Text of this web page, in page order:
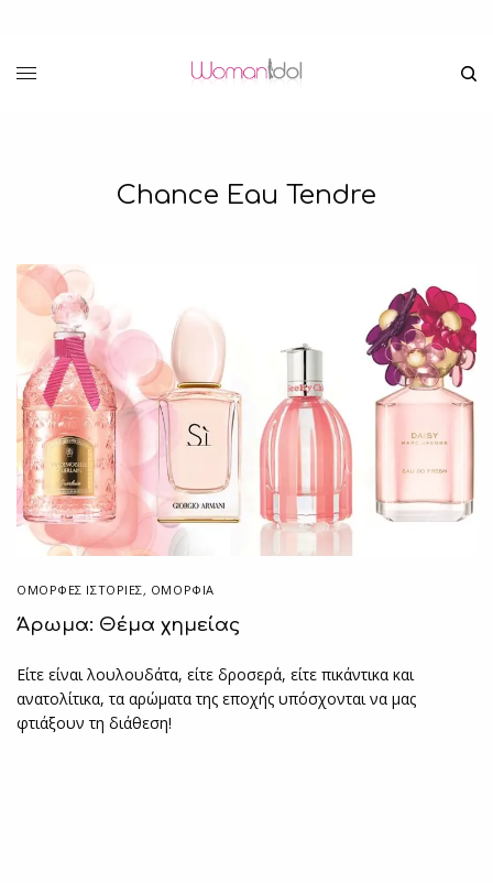
Chance Eau Tendre
ΌΜΟΡΦΕΣ ΙΣΤΟΡΊΕΣ, ΟΜΟΡΦΙΑ
Άρωμα: Θέμα χημείας
Είτε είναι λουλουδάτα, είτε δροσερά, είτε πικάντικα και
ανατολίτικα, τα αρώματα της εποχής υπόσχονται να μας
φτιάξουν τη διάθεση!